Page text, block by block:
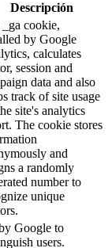
Descripción
cookie,
by Google
calculates
session and
data and also
track of site usage
site's analytics
The cookie stores
and
a randomly
number to
unique
Google to
users.